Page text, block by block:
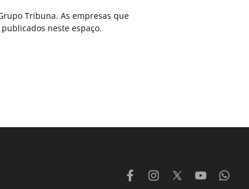
Tribuna. As empresas que
neste espaço.